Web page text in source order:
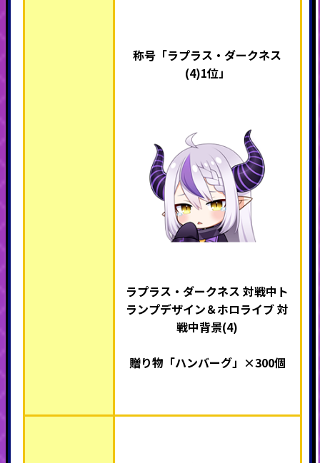
称号「ラプラス・ダークネス
(4)1位」
ラプラス・ダークネス 対戦中ト
ランプデザイン＆ホロライブ 対
戦中背景(4)
贈り物「ハンバーグ」×300個